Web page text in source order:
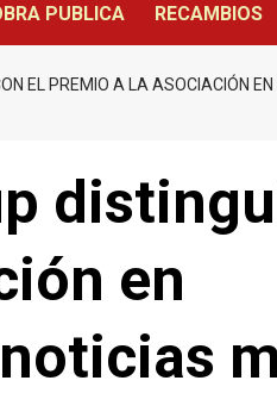
PUBLICA RECAMBIOS
EL PREMIO A LA ASOCIACIÓN
en